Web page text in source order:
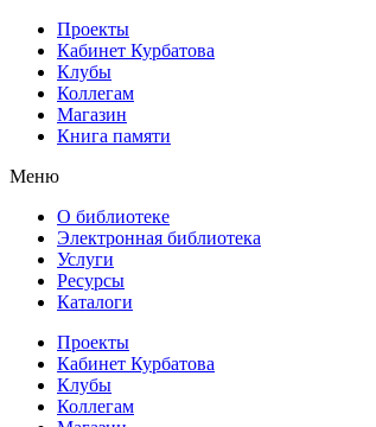
Проекты
Кабинет Курбатова
Клубы
Коллегам
Магазин
Книга памяти
Меню
О библиотеке
Электронная библиотека
Услуги
Ресурсы
Каталоги
Проекты
Кабинет Курбатова
Клубы
Коллегам